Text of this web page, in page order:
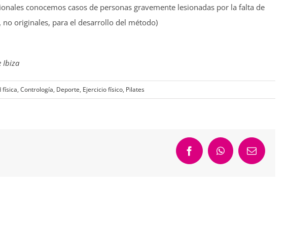
conocemos casos de personas gravemente lesionadas por la falta de
originales, para el desarrollo del método)
Ibiza
física, Contrología, Deporte, Ejercicio físico, Pilates
FacebookWhatsAppCorreo
electrónico